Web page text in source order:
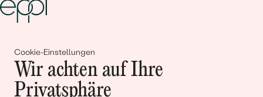
Cookie-Einstellungen
Wir achten auf Ihre
Privatsphäre
Gemeinsam erschaffen wir
Geschichten von Schönheit und
Liebe